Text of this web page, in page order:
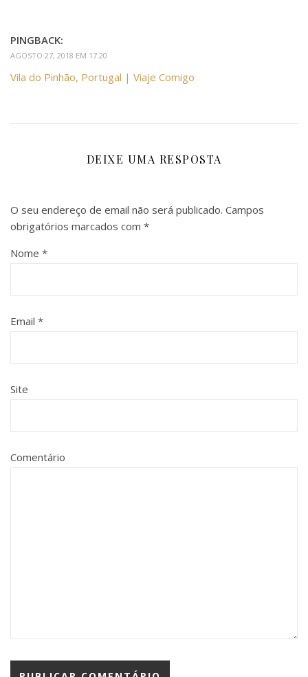
PINGBACK:
AGOSTO 27, 2018 EM 17:20
Vila do Pinhão, Portugal | Viaje Comigo
DEIXE UMA RESPOSTA
O seu endereço de email não será publicado. Campos
obrigatórios marcados com *
Nome *
Email *
Site
Comentário